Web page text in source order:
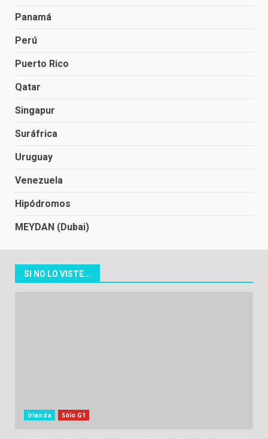
Panamá
Perú
Puerto Rico
Qatar
Singapur
Suráfrica
Uruguay
Venezuela
Hipódromos
MEYDAN (Dubai)
SI NO LO VISTE...
Irlanda Sólo G1